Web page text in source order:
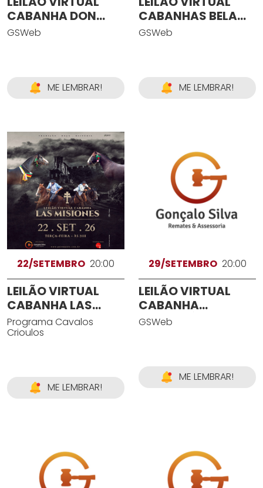
CABANHA DON
MARCELINO - 40
GSWeb
ME LEMBRAR!
CABANHAS BELA
ALIANÇA E ESPIGÃO
GSWeb
ME LEMBRAR!
22/SETEMBRO 20:00
LEILÃO VIRTUAL
CABANHA LAS
MISIONES
Programa Cavalos
Crioulos
ME LEMBRAR!
29/SETEMBRO 20:00
LEILÃO VIRTUAL
CABANHA
CANHAFÉ
GSWeb
ME LEMBRAR!